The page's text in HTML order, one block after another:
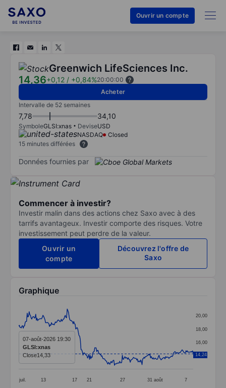
Ouvrir un compte
Greenwich LifeSciences Inc.
14,36+0,12 / +0,84%20:00:00
Acheter
Intervalle de 52 semaines
7,78 34,10
SymboleGLSI:xnas DeviseUSD
NASDAQ
Closed
15 minutes différées
Données fournies par
Commencer à investir?
Investir malin dans des actions chez Saxo avec à des
tarrifs avantageux. Investir comporte des risques. Votre
investissement peut perdre de la valeur.
Ouvrir un
compte
Découvrez l'offre de
Saxo
Graphique
Line chart with 267 data points.
The chart has 1 X axis displaying categories.
The chart has 1 Y axis displaying values. Data
juil. 13 17 21 27 31 août 7
14,00
16,00
18,00
20,00
14,24
07-août-2026 19:30
GLSI:xnas
Close14,33